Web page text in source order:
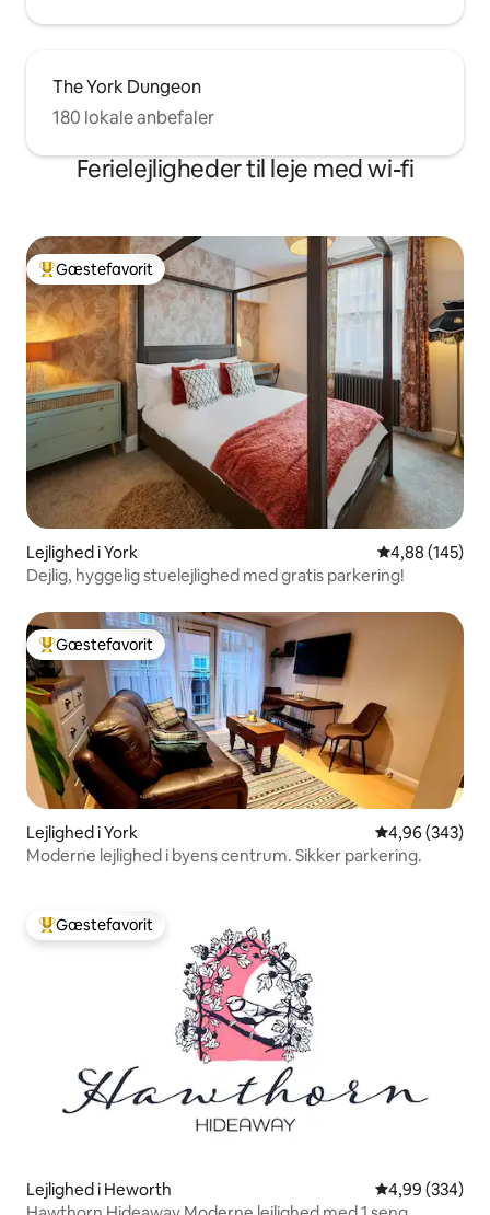
The York Dungeon
180 lokale anbefaler
Ferielejligheder til leje med wi-fi
Bedste gæstefavorit
Gæstefavorit
Lejlighed i York 4,88 ud af 5 i
4,88 (145)
Dejlig, hyggelig stuelejlighed med gratis parkering!
Bedste gæstefavorit
Gæstefavorit
Lejlighed i York 4,96 ud af 5 i
4,96 (343)
Moderne lejlighed i byens centrum. Sikker parkering.
Bedste gæstefavorit
Gæstefavorit
Lejlighed i Heworth 4,99 ud af 5 i
4,99 (334)